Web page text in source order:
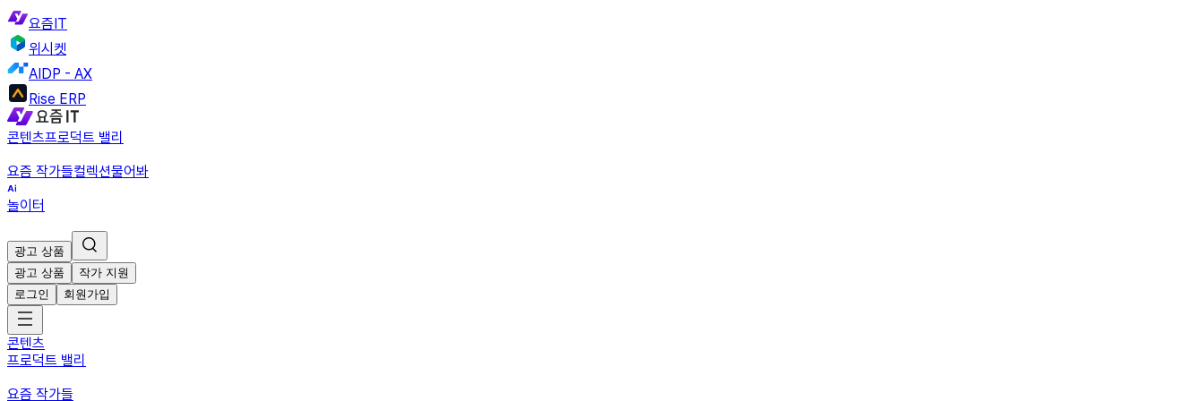
요즘IT
위시켓
AIDP - AX
Rise ERP
콘텐츠프로덕트 밸리
요즘 작가들컬렉션물어봐
놀이터
광고 상품
광고 상품
작가 지원
로그인
회원가입
콘텐츠
프로덕트 밸리
요즘 작가들